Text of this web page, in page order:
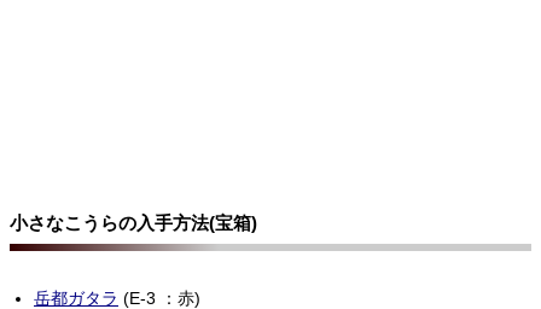
小さなこうらの入手方法(宝箱)
岳都ガタラ (E-3 ：赤)